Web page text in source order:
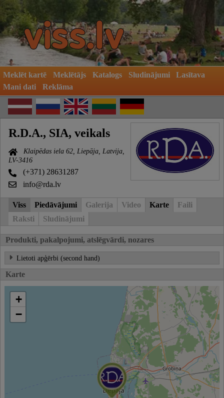
Meklēt kartē Meklētājs Katalogs Sludinājumi
Lasītava
Mani dati
Reklāma
R.D.A., SIA, veikals
Klaipēdas iela 62, Liepāja, Latvija,
LV-3416
(+371) 28631287
info@rda.lv
Viss Piedāvājumi Galerija Video Karte
Faili
Raksti
Sludinājumi
Produkti, pakalpojumi, atslēgvārdi, nozares
Lietoti apģērbi (second hand)
Karte
+
−